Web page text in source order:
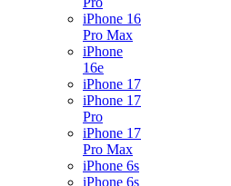
iPhone 16
Pro Max
iPhone
16e
iPhone 17
iPhone 17
Pro
iPhone 17
Pro Max
iPhone 6s
iPhone 6s